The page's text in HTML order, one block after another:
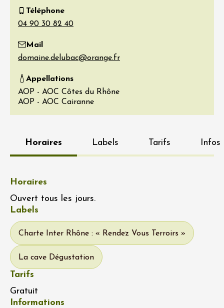
Téléphone
Mail
Appellations
AOP - AOC Côtes du Rhône
AOP - AOC Cairanne
Horaires Labels Tarifs Infos
Horaires
Ouvert tous les jours.
Labels
Charte Inter Rhône : « Rendez Vous Terroirs »
La cave Dégustation
Tarifs
Gratuit
Informations